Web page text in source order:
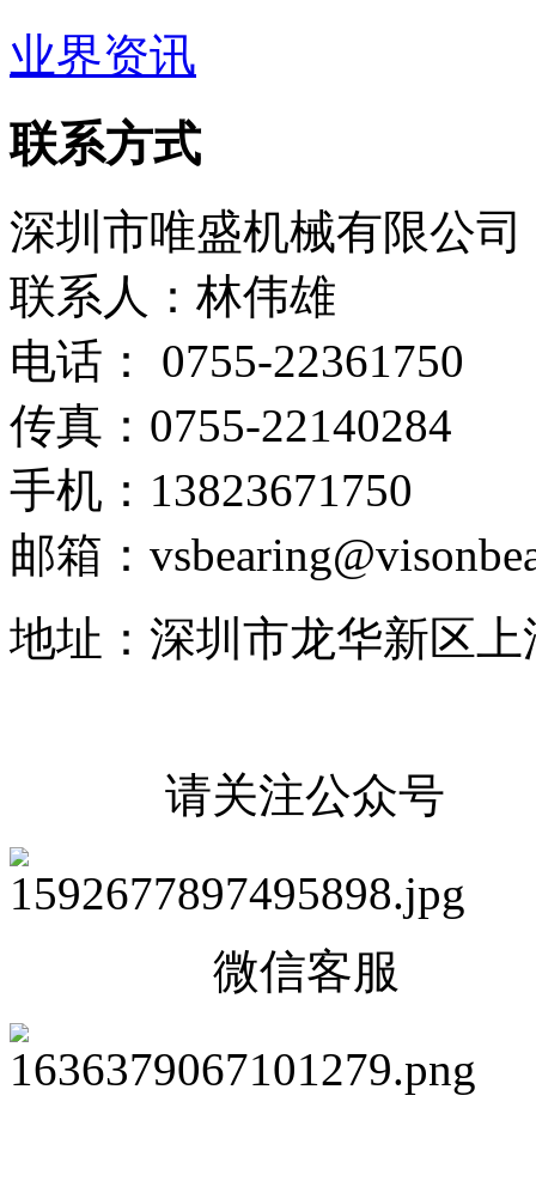
业界资讯
联系方式
深圳市唯盛机械有限公司
联系人：林伟雄
电话： 0755-22361750
传真：0755-22140284
手机：13823671750
邮箱：
地址：深圳市龙华新区
请关注公众号
微信客服